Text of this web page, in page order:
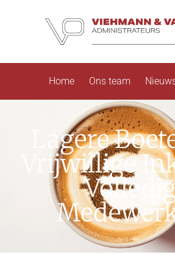
Home Ons team
Lagere
Vrijwillige